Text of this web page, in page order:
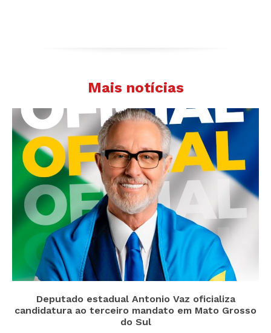
Mais notícias
Deputado estadual Antonio Vaz oficializa
candidatura ao terceiro mandato em Mato Grosso
do Sul